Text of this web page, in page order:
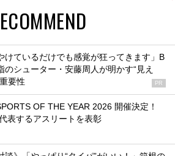
けているだけでも感覚が狂ってきます」B
のシューター・安藤周人が明かす“見え
要性
PR
OF THE YEAR 2026 開催決定！
表するアスリートを表彰